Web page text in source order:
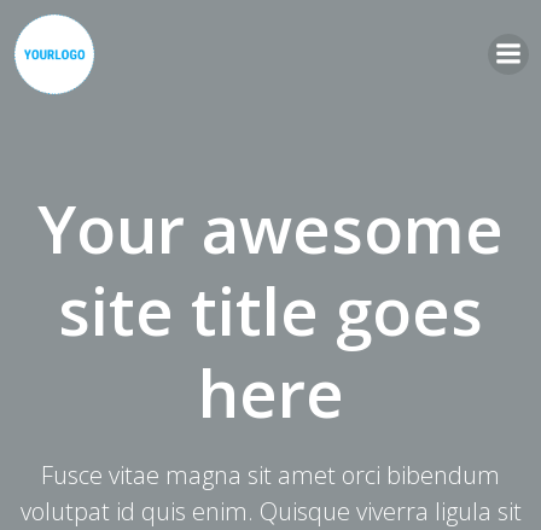
Your awesome
site title goes
here
Fusce vitae magna sit amet orci bibendum
volutpat id quis enim. Quisque viverra ligula sit